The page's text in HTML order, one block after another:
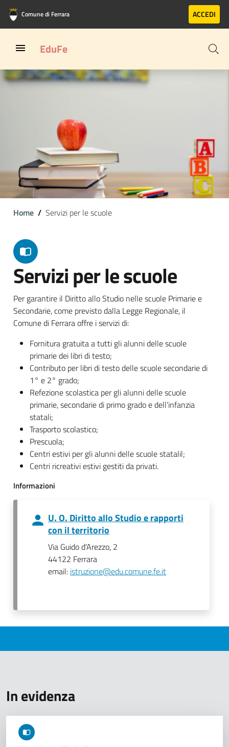
Vai al contenuto principale
Vai al footer
Comune di Ferrara ACCEDI
EduFe
Home Servizi per le scuole
Servizi per le scuole
Per garantire il Diritto allo Studio nelle scuole Primarie e
Secondarie, come previsto dalla Legge Regionale, il
Comune di Ferrara offre i servizi di:
Fornitura gratuita a tutti gli alunni delle scuole
primarie dei libri di testo;
Contributo per libri di testo delle scuole secondarie di
1° e 2° grado;
Refezione scolastica per gli alunni delle scuole
primarie, secondarie di primo grado e dell’infanzia
statali;
Trasporto scolastico;
Prescuola;
Centri estivi per gli alunni delle scuole statalil;
Centri ricreativi estivi gestiti da privati.
Informazioni
U. O. Diritto allo Studio e rapporti
con il territorio
Via Guido d'Arezzo, 2
44122 Ferrara
email: istruzione@edu.comune.fe.it
In evidenza